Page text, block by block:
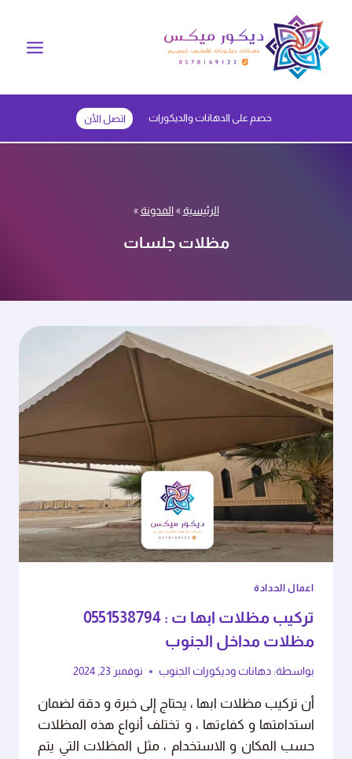
المحتوى
خصم على الدهانات والديكورات اتصل الأن
الرئيسية»المدونة»
مظلات جلسات
اعمال الحدادة
تركيب مظلات ابها ت : 0551538794
مظلات مداخل الجنوب
بواسطة: دهانات وديكورات الجنوب نوفمبر 23, 2024
أن تركيب مظلات ابها ، يحتاج إلى خبرة و دقة لضمان
استدامتها و كفاءتها ، و تختلف أنواع هذه المظلات
حسب المكان و الاستخدام ، مثل المظلات التي يتم